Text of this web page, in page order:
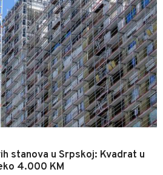
stanova u Srpskoj: Kvadrat u
4.000 KM